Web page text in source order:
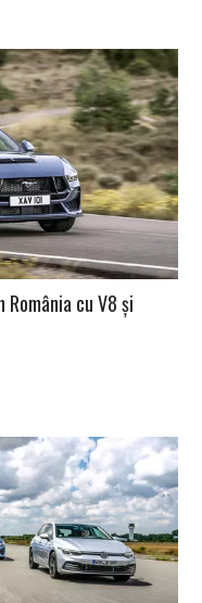
cu V8 și